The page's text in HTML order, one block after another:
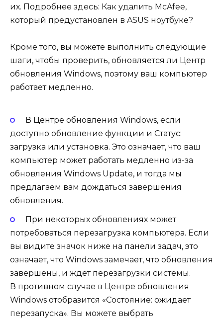
их. Подробнее здесь: Как удалить McAfee,
который предустановлен в ASUS ноутбуке?
Кроме того, вы можете выполнить следующие
шаги, чтобы проверить, обновляется ли Центр
обновления Windows, поэтому ваш компьютер
работает медленно.
В Центре обновления Windows, если
доступно обновление функции и Статус:
загрузка или установка. Это означает, что ваш
компьютер может работать медленно из-за
обновления Windows Update, и тогда мы
предлагаем вам дождаться завершения
обновления.
При некоторых обновлениях может
потребоваться перезагрузка компьютера. Если
вы видите значок ниже на панели задач, это
означает, что Windows замечает, что обновления
завершены, и ждет перезагрузки системы.
В противном случае в Центре обновления
Windows отобразится «Состояние: ожидает
перезапуска». Вы можете выбрать